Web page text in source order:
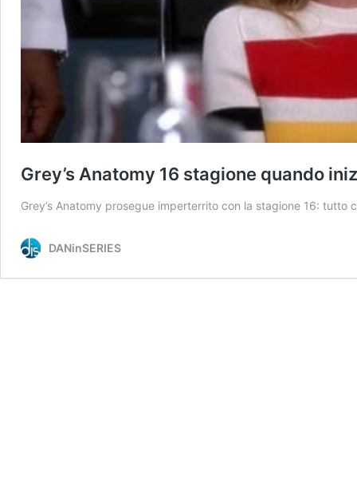
Grey’s Anatomy 16 stagione quando
Grey’s Anatomy prosegue imperterrito con la stagione 16:
DANinSERIES